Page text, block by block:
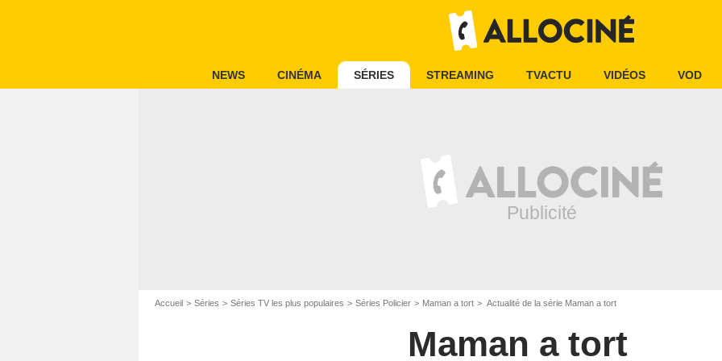
NEWS CINÉMA SÉRIES STREAMING TVACTU VIDÉOS VOD
Accueil Séries Séries TV les plus populaires Séries Policier Maman a tort Actualité de la série Maman a tort
Maman a tort